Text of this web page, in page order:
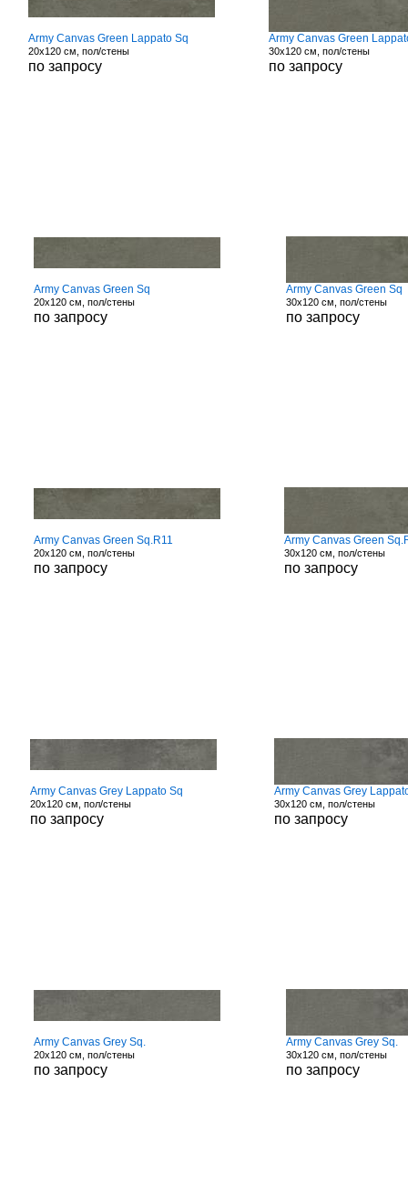
Army Canvas Green Lappato Sq
20x120 см, пол/стены
по запросу
Army Canvas Green
30x120 см, пол/стены
по запросу
Army Canvas Green Sq
20x120 см, пол/стены
по запросу
Army Canvas Green Sq
30x120 см, пол/стены
по запросу
Army Canvas Green Sq.R11
20x120 см, пол/стены
по запросу
Army Canvas Green
30x120 см, пол/стены
по запросу
Army Canvas Grey Lappato Sq
20x120 см, пол/стены
по запросу
Army Canvas Grey
30x120 см, пол/стены
по запросу
Army Canvas Grey Sq.
20x120 см, пол/стены
по запросу
Army Canvas Grey Sq.
30x120 см, пол/стены
по запросу